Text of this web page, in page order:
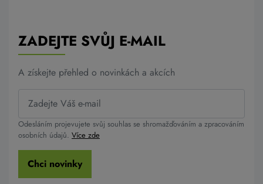
ZADEJTE SVŮJ E-MAIL
A získejte přehled o novinkách a akcích
Odesláním projevujete svůj souhlas se shromažďováním a zpracováním
osobních údajů. Více zde
Chci novinky